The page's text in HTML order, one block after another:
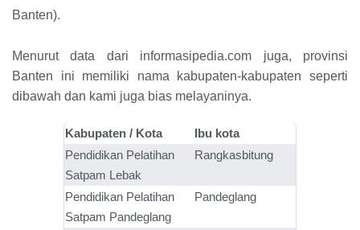
Banten).
Menurut data dari informasipedia.com juga, provinsi
Banten ini memiliki nama kabupaten-kabupaten seperti
dibawah dan kami juga bias melayaninya.
Kabupaten / Kota
Ibu kota
Pendidikan Pelatihan
Satpam Lebak
Rangkasbitung
Pendidikan Pelatihan
Satpam Pandeglang
Pandeglang